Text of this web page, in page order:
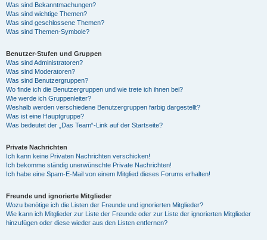
Was sind Bekanntmachungen?
Was sind wichtige Themen?
Was sind geschlossene Themen?
Was sind Themen-Symbole?
Benutzer-Stufen und Gruppen
Was sind Administratoren?
Was sind Moderatoren?
Was sind Benutzergruppen?
Wo finde ich die Benutzergruppen und wie trete ich ihnen bei?
Wie werde ich Gruppenleiter?
Weshalb werden verschiedene Benutzergruppen farbig dargestellt?
Was ist eine Hauptgruppe?
Was bedeutet der „Das Team“-Link auf der Startseite?
Private Nachrichten
Ich kann keine Privaten Nachrichten verschicken!
Ich bekomme ständig unerwünschte Private Nachrichten!
Ich habe eine Spam-E-Mail von einem Mitglied dieses Forums erhalten!
Freunde und ignorierte Mitglieder
Wozu benötige ich die Listen der Freunde und ignorierten Mitglieder?
Wie kann ich Mitglieder zur Liste der Freunde oder zur Liste der ignorierten Mitglieder
hinzufügen oder diese wieder aus den Listen entfernen?